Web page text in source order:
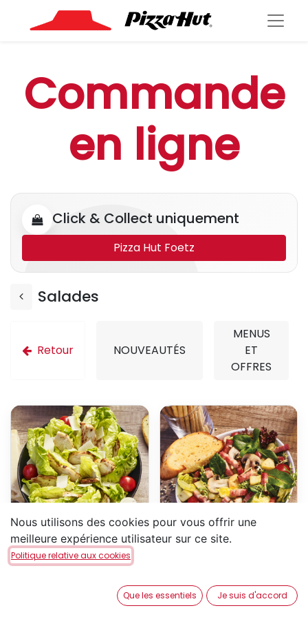
Commande
en ligne
Click & Collect uniquement
Pizza Hut Foetz
Salades
Retour NOUVEAUTÉS
MENUS
ET
OFFRES
Salade César
cerise, poulet rôti, copeaux
de parmesan, sauce césar
16,10€
croquante, tomate cerise,
lardon, pomme de terre
rissolée, champignon.
16,10€
Nous utilisons des cookies pour vous offrir une
meilleure expérience utilisateur sur ce site.
Politique relative aux cookies
Que les essentiels Je suis d'accord